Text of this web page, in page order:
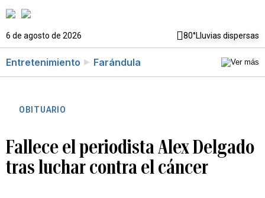
6 de agosto de 2026 80°Lluvias dispersas
Entretenimiento Farándula
OBITUARIO
Fallece el periodista Alex Delgado
tras luchar contra el cáncer